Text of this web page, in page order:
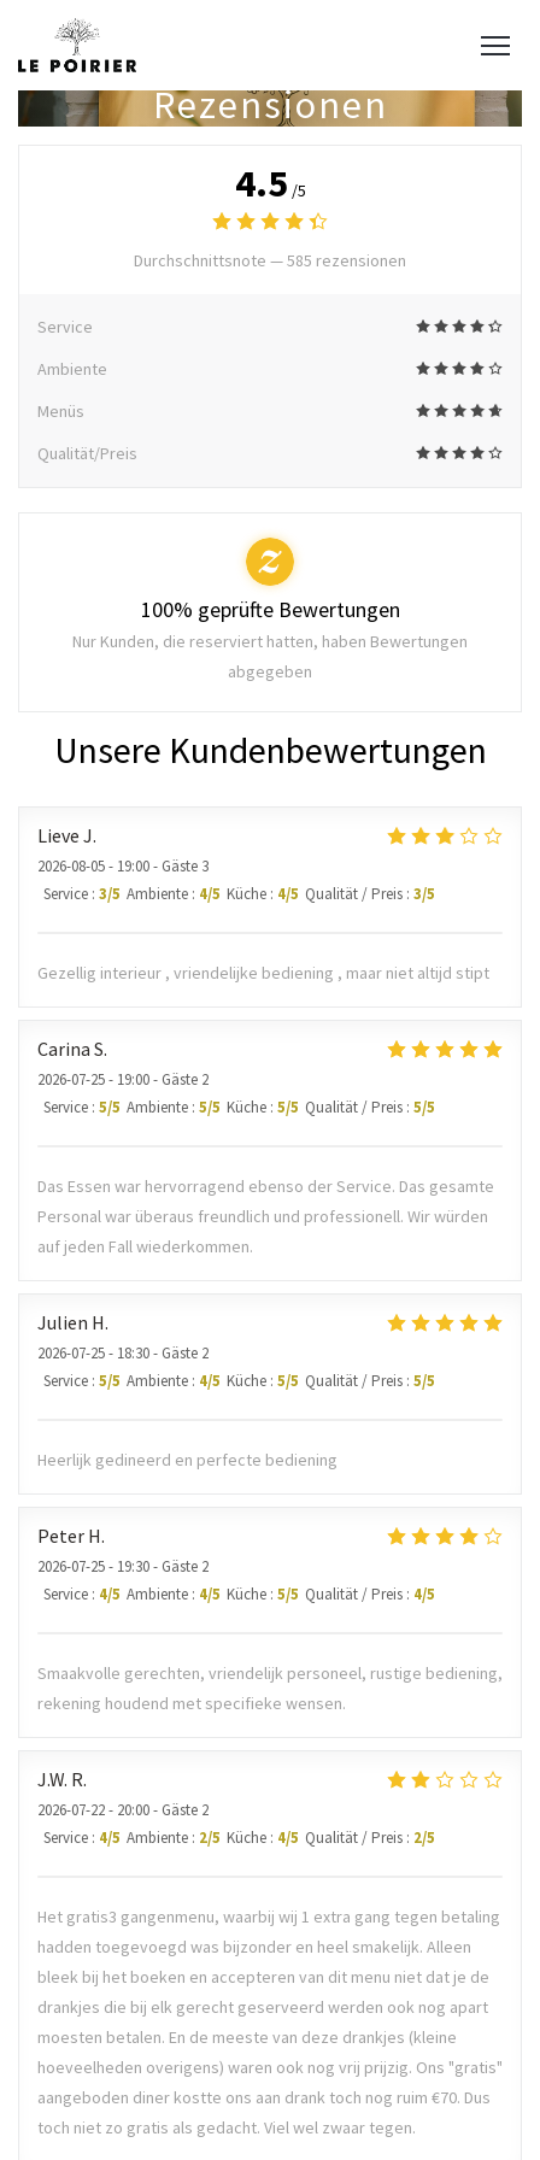
Rezensionen
Unsere Kundenbewertungen
Lieve J
2026-08-05- 19:00 - Gäste 3
Service : 3/5 Ambiente : 4/5 Küche : 4/5 Qualität / Preis : 3/5
Gezellig interieur , vriendelijke bediening , maar niet altijd stipt
Carina S
2026-07-25- 19:00 - Gäste 2
Service : 5/5 Ambiente : 5/5 Küche : 5/5 Qualität / Preis : 5/5
Das Essen war hervorragend ebenso der Service. Das gesamte
Personal war überaus freundlich und professionell. Wir würden
auf jeden Fall wiederkommen.
Julien H
2026-07-25- 18:30 - Gäste 2
Service : 5/5 Ambiente : 4/5 Küche : 5/5 Qualität / Preis : 5/5
Heerlijk gedineerd en perfecte bediening
Peter H
2026-07-25- 19:30 - Gäste 2
Service : 4/5 Ambiente : 4/5 Küche : 5/5 Qualität / Preis : 4/5
Smaakvolle gerechten, vriendelijk personeel, rustige bediening,
rekening houdend met specifieke wensen.
J.W. R
2026-07-22- 20:00 - Gäste 2
Service : 4/5 Ambiente : 2/5 Küche : 4/5 Qualität / Preis : 2/5
Het gratis3 gangenmenu, waarbij wij 1 extra gang tegen betaling
hadden toegevoegd was bijzonder en heel smakelijk. Alleen
bleek bij het boeken en accepteren van dit menu niet dat je de
drankjes die bij elk gerecht geserveerd werden ook nog apart
moesten betalen. En de meeste van deze drankjes (kleine
hoeveelheden overigens) waren ook nog vrij prijzig. Ons "gratis"
aangeboden diner kostte ons aan drank toch nog ruim €70. Dus
toch niet zo gratis als gedacht. Viel wel zwaar tegen.
4.5 /5
Durchschnittsnote —585 rezensionen
Service
Ambiente
Menüs
Qualität/Preis
100% geprüfte Bewertungen
Nur Kunden, die reserviert hatten, haben Bewertungen
abgegeben